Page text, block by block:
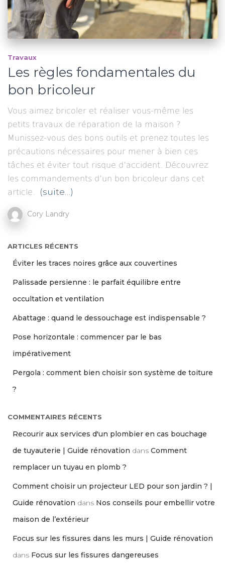
Travaux
Les règles fondamentales du
bon bricoleur
Vous aimez bricoler et réaliser vous-même les
petits travaux de réparation de la maison ?
Munissez-vous des bons outils et prenez toutes les
précautions nécessaires pour mener à bien ces
tâches et éviter tout risque d’accident. Découvrez
les commandements d’un bon bricoleur dans cet
article.
(suite…)
Cory Landry
ARTICLES RÉCENTS
Éviter les traces noires grâce aux couvertines
Palissade persienne : le parfait équilibre entre
occultation et ventilation
Abattage : quand le dessouchage est indispensable ?
Pose horizontale : commencer par le bas
impérativement
Pergola : comment bien choisir son système de toiture
?
COMMENTAIRES RÉCENTS
Recourir aux services d'un plombier en cas bouchage
de tuyauterie | Guide rénovation dans Comment
remplacer un tuyau en plomb ?
Comment choisir un projecteur LED pour son jardin ? |
Guide rénovation dans Nos conseils pour embellir votre
maison de l’extérieur
Focus sur les fissures dans les murs | Guide rénovation
dans Focus sur les fissures dangereuses